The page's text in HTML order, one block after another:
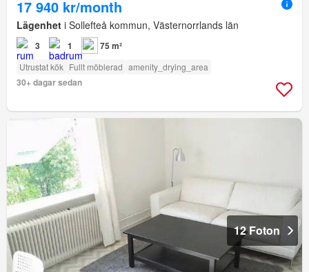
17 940 kr/month
Lägenhet i Sollefteå kommun, Västernorrlands län
3 1 75 m²
Utrustat kök Fullt möblerad amenity_drying_area
30+ dagar sedan
12 Foton